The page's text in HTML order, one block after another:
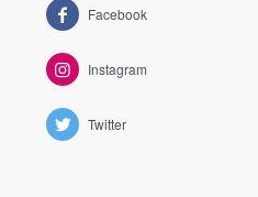
Facebook
Instagram
Twitter